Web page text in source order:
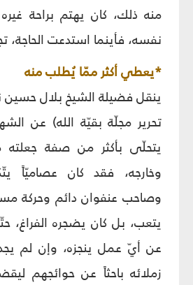
منه ذلك، كان يهتم براحة
نفسه، فأينما استدعت الحاجة،
*يعطي أكثر ممّا يُطلب منه
ينقل فضيلة الشيخ بلال حسين
تحرير مجلّة بقيّة الله) عن
يتحلّى بأكثر من صفة جعلته
وخارجه، فقد كان عصاميّاً
وصاحب عنفوان دائم وحركة
يتعب، بل كان يضجره الفراغ،
عن أيّ عمل ينجزه، وإن لم
زملائه باحثاً عن حوائجهم